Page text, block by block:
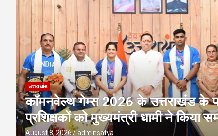
उत्तराखंड
अवैध प्लाटिंग-निर्माण पर एमडीडीए की बड़ी
पर ध्वस्तीकरण; मसूरी मार्ग पर निर्माण
August 8, 2026 adminsatya